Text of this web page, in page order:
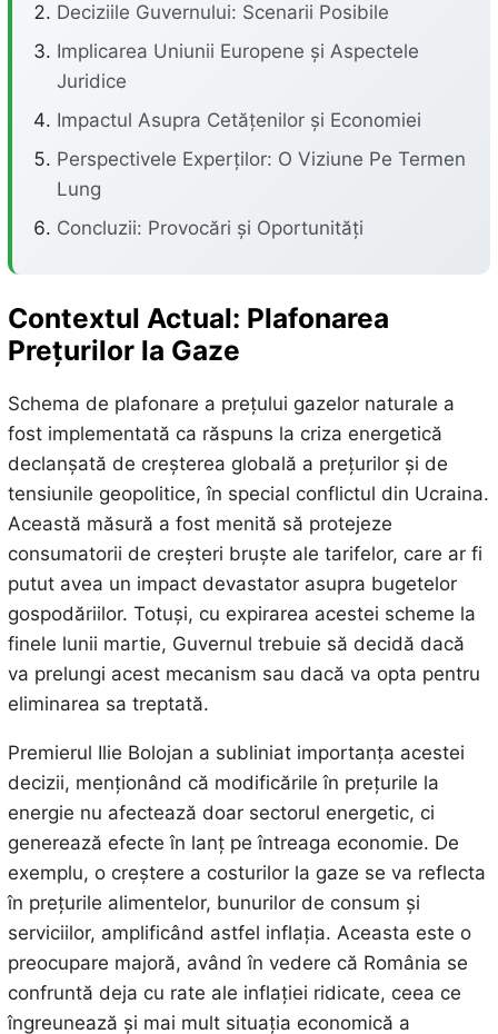
Deciziile Guvernului: Scenarii Posibile
Implicarea Uniunii Europene și Aspectele
Juridice
Impactul Asupra Cetățenilor și Economiei
Perspectivele Experților: O Viziune Pe Termen
Lung
Concluzii: Provocări și Oportunități
Contextul Actual: Plafonarea
Prețurilor la Gaze
Schema de plafonare a prețului gazelor naturale a
fost implementată ca răspuns la criza energetică
declanșată de creșterea globală a prețurilor și de
tensiunile geopolitice, în special conflictul din Ucraina.
Această măsură a fost menită să protejeze
consumatorii de creșteri bruște ale tarifelor, care ar fi
putut avea un impact devastator asupra bugetelor
gospodăriilor. Totuși, cu expirarea acestei scheme la
finele lunii martie, Guvernul trebuie să decidă dacă
va prelungi acest mecanism sau dacă va opta pentru
eliminarea sa treptată.
Premierul Ilie Bolojan a subliniat importanța acestei
decizii, menționând că modificările în prețurile la
energie nu afectează doar sectorul energetic, ci
generează efecte în lanț pe întreaga economie. De
exemplu, o creștere a costurilor la gaze se va reflecta
în prețurile alimentelor, bunurilor de consum și
serviciilor, amplificând astfel inflația. Aceasta este o
preocupare majoră, având în vedere că România se
confruntă deja cu rate ale inflației ridicate, ceea ce
îngreunează și mai mult situația economică a